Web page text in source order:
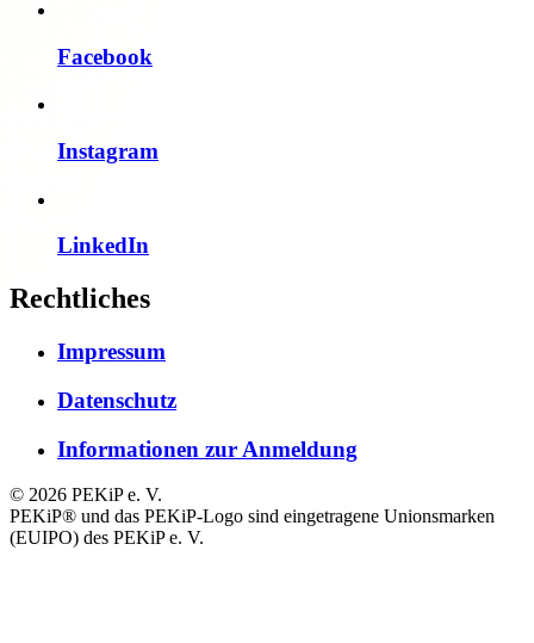
Facebook
Instagram
LinkedIn
Rechtliches
Impressum
Datenschutz
Informationen zur Anmeldung
© 2026 PEKiP e. V.
PEKiP® und das PEKiP-Logo sind eingetragene Unionsmarken
(EUIPO) des PEKiP e. V.